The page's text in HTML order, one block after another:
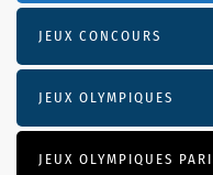
JEUX CONCOURS
JEUX OLYMPIQUES
JEUX OLYMPIQUES